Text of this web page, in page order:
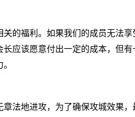
的福利。如果我们的成员无法
应该愿意付出一定的成本，但有
法地进攻，为了确保攻城效果